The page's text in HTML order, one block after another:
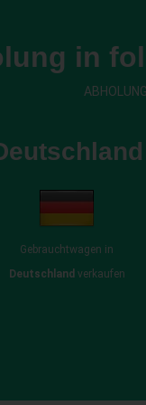
in
Gebrauchtwagen in
Deutschland verkaufen